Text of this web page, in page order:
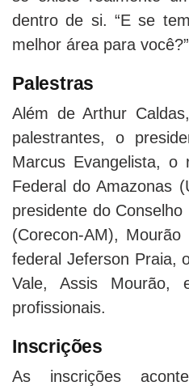
dentro de si. “E se
melhor área para
Palestras
Além de Arthur
palestrantes, o
Marcus Evangelista, o
Federal do Amazonas
presidente do
(Corecon-AM),
federal Jeferson Praia,
Vale, Assis Mourão,
profissionais.
Inscrições
As inscrições